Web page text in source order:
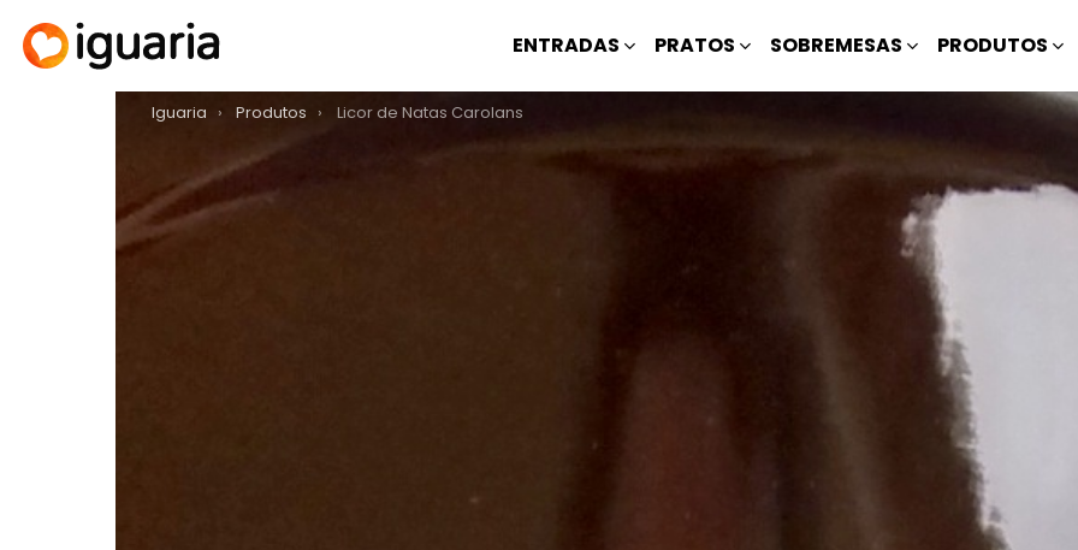
ENTRADAS PRATOS SOBREMESAS PRODUTOS
You are here:
Iguaria Produtos Licor de Natas Carolans